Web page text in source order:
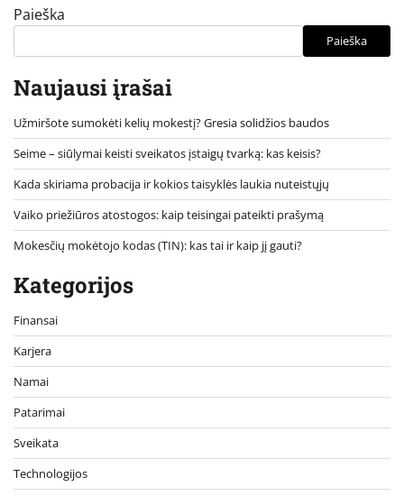
Paieška
Paieška
Naujausi įrašai
Užmiršote sumokėti kelių mokestį? Gresia solidžios baudos
Seime – siūlymai keisti sveikatos įstaigų tvarką: kas keisis?
Kada skiriama probacija ir kokios taisyklės laukia nuteistųjų
Vaiko priežiūros atostogos: kaip teisingai pateikti prašymą
Mokesčių mokėtojo kodas (TIN): kas tai ir kaip jį gauti?
Kategorijos
Finansai
Karjera
Namai
Patarimai
Sveikata
Technologijos